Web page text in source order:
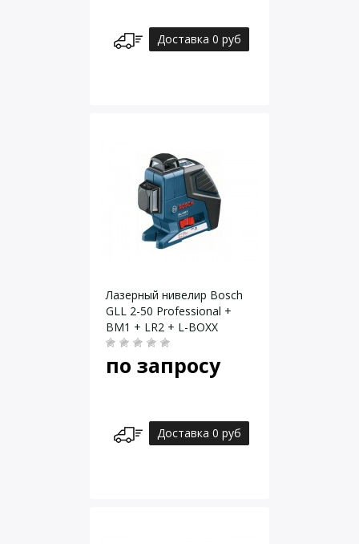
Доставка 0 руб
Лазерный нивелир Bosch
GLL 2-50 Professional +
BM1 + LR2 + L-BOXX
по запросу
Доставка 0 руб